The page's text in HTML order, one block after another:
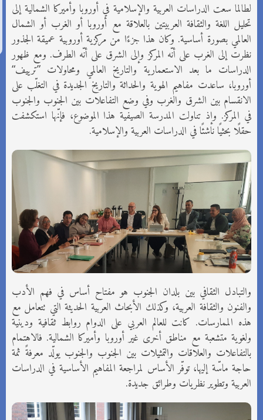
لطالما سعت الدراسات العربية والإسلامية في أوروبا وأميركا الشمالية إلى
تحليل اللغة والثقافة العربيتين بالعلاقة مع أوروبا أو الغرب أو الشمال
العالمي بصورة أساسية. وكان هذا جزءًا من مركزية أوروبية عميقة الجذور
نظرت إلى الغرب على أنّه المركز وإلى الشرق على أنّه الطرف. ومع ظهور
الدراسات ما بعد الاستعمارية والتاريخ العالمي ومحاولات ”ترييف“
أوروبا، ساعدت مفاهيم الهوية والحداثة والتاريخ الجديدة في التغلّب على
الانقسام بين الشرق والغرب وفي وضع التفاعلات بين الجنوب والجنوب
في المركز. وإذ تناولت المدرسة الصيفية هذا الموضوع، فإنّها استكشفت
حقلًا بحثيًا ناشئًا في الدراسات العربية والإسلامية.
والتبادل الثقافي بين بلدان الجنوب هو مفتاح أساس في فهم الأدب
والفنون والثقافة العربية، ‏وكذلك الأبحاث العربية الحديثة التي تتعامل مع
هذه الممارسات. كانت للعالم العربي على الدوام روابط ثقافية ودينية
ولغوية ‏متشعبة مع مناطق أخرى غير أوروبا وأميركا الشمالية. فالاهتمام
بالتفاعلات والعلاقات والتمثيلات بين الجنوب والجنوب ‏يولّد معرفةً ثمة
حاجة ماسّة إليها، توفّر الأساس لمراجعة المفاهيم الأساسية في الدراسات
العربية وتطوير نظريات وطرائق ‏جديدة.‏